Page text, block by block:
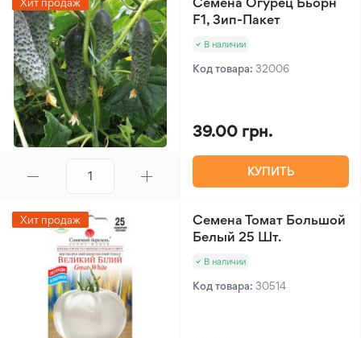
F1, Зип-Пакет
В наличии
Код товара: 32006
39.00 грн.
КУПИТЬ
Хит продаж
Семена Томат Большой
Белый 25 Шт.
В наличии
Код товара: 30514